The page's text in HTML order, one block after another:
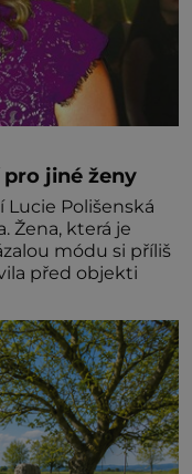
jiné ženy
Lucie Polišenská
Žena, která je
módu si příliš
před objekti